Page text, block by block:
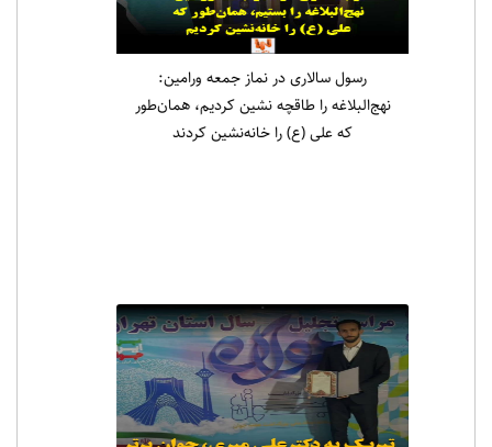
رسول سالاری در نماز جمعه ورامین:
نهج‌البلاغه را طاقچه نشین کردیم، همان‌طور
که علی (ع) را خانه‌نشین کردند